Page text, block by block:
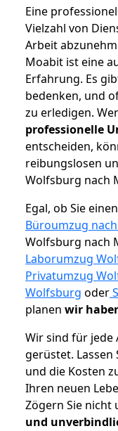
Eine
Vielzahl von
Arbeit
Moabit ist eine
Erfahrung. Es
bedenken, und
zu erledigen.
professionelle
entscheiden,
reibungslosen
Wolfsburg nach
Egal, ob Sie einen
Büroumzug
Wolfsburg nach
Laborumzug
Privatumzug
Wolfsburg oder
planen wir
Wir sind für jede
gerüstet. Lassen
und die Kosten
Ihren neuen
Zögern Sie nicht
und